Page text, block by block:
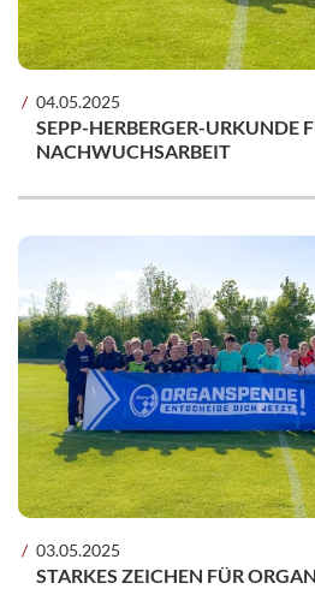
04.05.2025
SEPP-HERBERGER-URKUNDE
NACHWUCHSARBEIT
03.05.2025
STARKES ZEICHEN FÜR